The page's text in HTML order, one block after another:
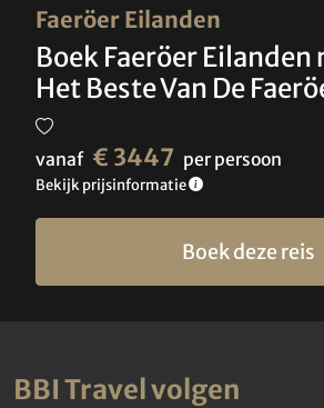
Faeröer Eilanden
Boek Faeröer
Het Beste Van De
vanaf € 3447 per persoon
Bekijk prijsinformatie
Boek deze reis
BBI Travel volgen